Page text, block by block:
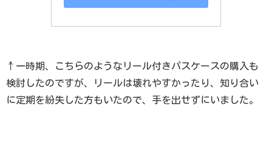
↑一時期、こちらのようなリール付きパスケースの購入も
検討したのですが、リールは壊れやすかったり、知り合い
に定期を紛失した方もいたので、手を出せずにいました。